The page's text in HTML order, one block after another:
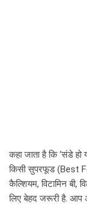
कहा जाता है कि ‘संडे
किसी सुपरफूड (Best
कैल्शियम, विटामिन बी,
लिए बेहद जरूरी है.